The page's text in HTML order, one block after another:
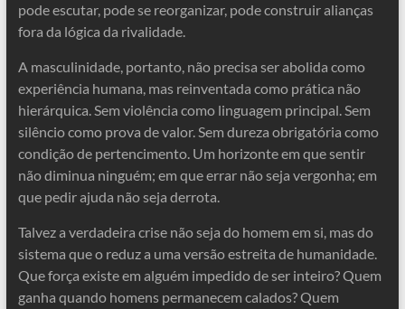
pode escutar, pode se reorganizar, pode construir alianças
fora da lógica da rivalidade.
A masculinidade, portanto, não precisa ser abolida como
experiência humana, mas reinventada como prática não
hierárquica. Sem violência como linguagem principal. Sem
silêncio como prova de valor. Sem dureza obrigatória como
condição de pertencimento. Um horizonte em que sentir
não diminua ninguém; em que errar não seja vergonha; em
que pedir ajuda não seja derrota.
Talvez a verdadeira crise não seja do homem em si, mas do
sistema que o reduz a uma versão estreita de humanidade.
Que força existe em alguém impedido de ser inteiro? Quem
ganha quando homens permanecem calados? Quem